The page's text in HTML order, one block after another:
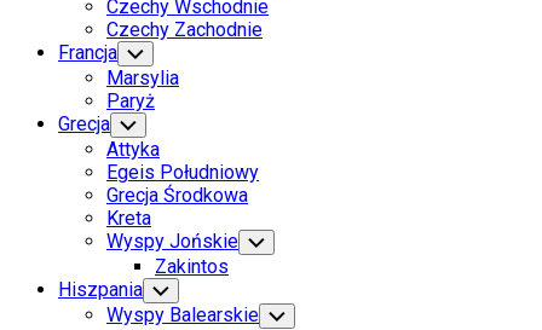
Czechy Wschodnie
Czechy Zachodnie
Francja Toggle
Child
Menu
Marsylia
Paryż
Grecja Toggle
Child
Menu
Attyka
Egeis Południowy
Grecja Środkowa
Kreta
Wyspy Jońskie Toggle
Child
Zakintos
Hiszpania Toggle
Child
Menu
Wyspy Balearskie Toggle